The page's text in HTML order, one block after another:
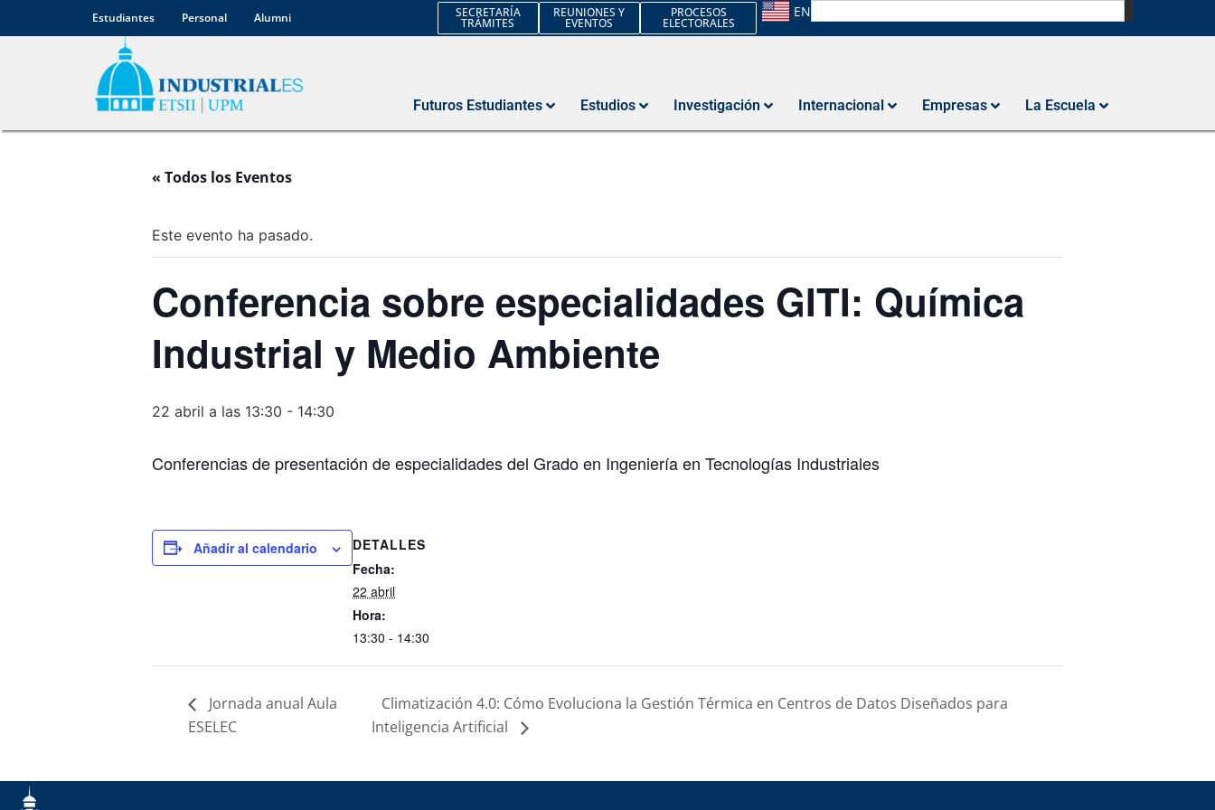
Estudiantes Personal Alumni SECRETARÍA
TRÁMITES
REUNIONES Y
EVENTOS
PROCESOS
ELECTORALES
EN
Futuros Estudiantes Estudios Investigación Internacional Empresas La Escuela
« Todos los Eventos
Este evento ha pasado.
Conferencia sobre especialidades GITI: Química
Industrial y Medio Ambiente
22 abril a las 13:30 - 14:30
Conferencias de presentación de especialidades del Grado en Ingeniería en Tecnologías Industriales
Añadir al calendario
DETALLES
Fecha:
22 abril
Hora:
13:30 - 14:30
Jornada anual Aula
ESELEC
Climatización 4.0: Cómo Evoluciona la Gestión Térmica en Centros de Datos Diseñados para
Inteligencia Artificial